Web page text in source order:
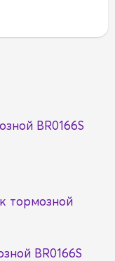
BR0166S
тормозной
BR0166S